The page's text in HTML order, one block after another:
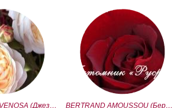
GESUALDO DA VENOSA (Джезуальдо Ди Веноза)
BERTRAND AMOUSSOU (Бертран Амуссу)